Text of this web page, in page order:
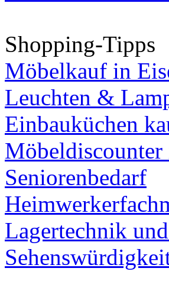
Shopping-Tipps
Möbelkauf in
Leuchten &
Einbauküchen
Möbeldiscounter
Seniorenbedarf
Lagertechnik